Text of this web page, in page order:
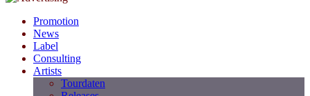
Promotion
News
Label
Consulting
Artists
Tourdaten